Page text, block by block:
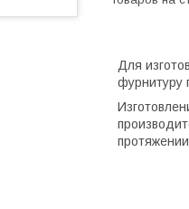
Для
фурнитуру